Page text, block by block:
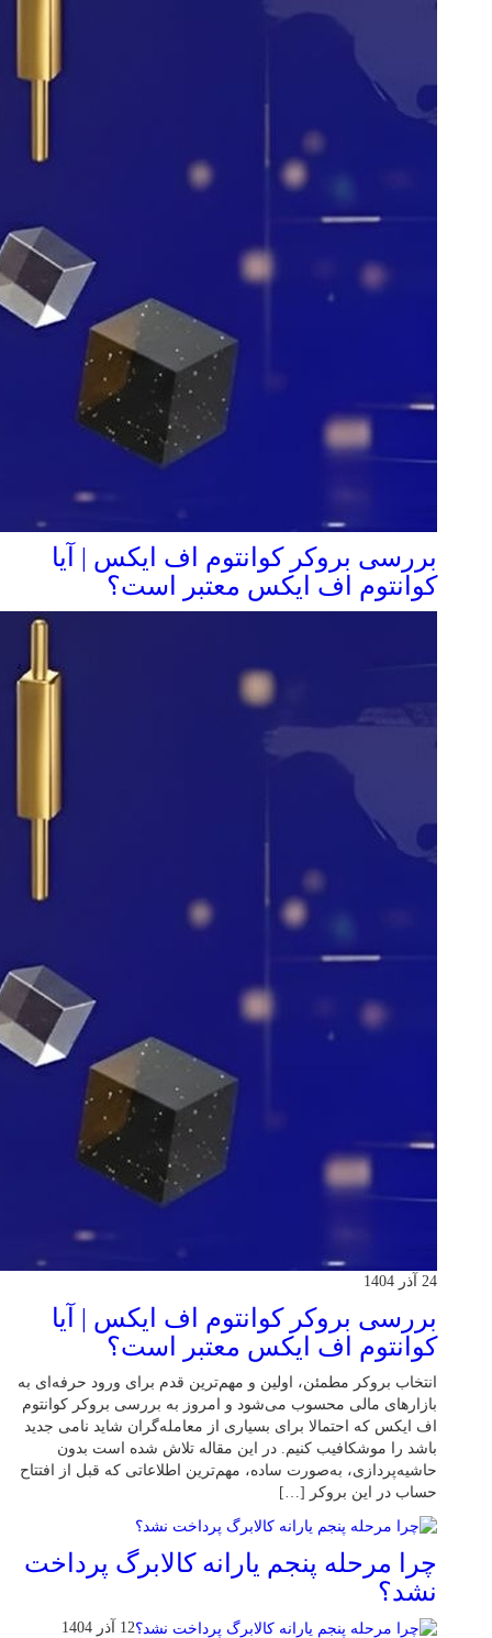
بررسی بروکر کوانتوم اف ایکس | آیا
کوانتوم اف ایکس معتبر است؟
24 آذر 1404
بررسی بروکر کوانتوم اف ایکس | آیا
کوانتوم اف ایکس معتبر است؟
انتخاب بروکر مطمئن، اولین و مهم‌ترین قدم برای ورود حرفه‌ای به
بازارهای مالی محسوب می‌شود و امروز به بررسی بروکر کوانتوم
اف ایکس که احتمالا برای بسیاری از معامله‌گران شاید نامی جدید
باشد را موشکافیب کنیم. در این مقاله تلاش شده است بدون
حاشیه‌پردازی، به‌صورت ساده، مهم‌ترین اطلاعاتی که قبل از افتتاح
حساب در این بروکر […]
چرا مرحله پنجم یارانه کالابرگ پرداخت
نشد؟
12 آذر 1404